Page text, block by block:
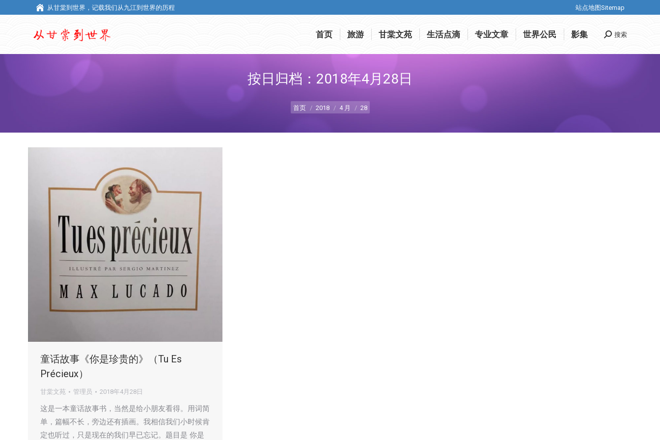
从甘棠到世界，记载我们从九江到世界的历程 站点地图Sitemap
首页 旅游 甘棠文苑 生活点滴 专业文章 世界公民 影集 Search:
搜索
按日归档： 2018年4月28日
首页 2018 4 月 28
童话故事《你是珍贵的》（Tu Es
Précieux）
甘棠文苑 管理员 2018年4月28日
这是一本童话故事书，当然是给小朋友看得。用词简
单，篇幅不长，旁边还有插画。我相信我们小时候肯
定也听过，只是现在的我们早已忘记。题目是 你是
从甘棠到世界，记载我们从九江到世界的历程 站点地图Sitemap
首页 旅游 甘棠文苑 生活点滴 专业文章 世界公民 影集 Search:
搜索